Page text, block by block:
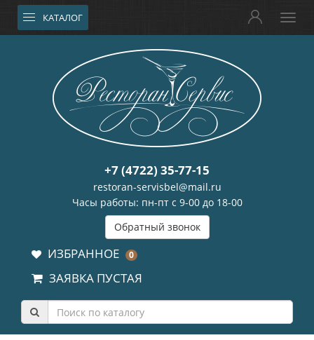
КАТАЛОГ
+7 (4722) 35-77-15
restoran-servisbel@mail.ru
Часы работы: пн-пт с 9-00 до 18-00
Обратный звонок
ИЗБРАННОЕ 0
ЗАЯВКА ПУСТАЯ